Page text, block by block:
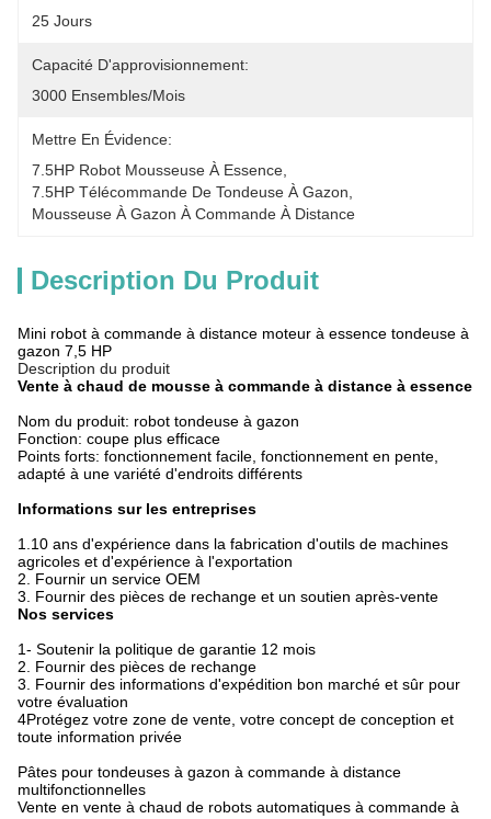
25 Jours
Capacité D'approvisionnement:
3000 Ensembles/mois
Mettre En Évidence:
7.5HP Robot Mousseuse À Essence
7.5HP Télécommande De Tondeuse À Gazon
Mousseuse À Gazon À Commande À Distance
Description Du Produit
Mini robot à commande à distance moteur à essence tondeuse à
gazon 7,5 HP
Description du produit
Vente à chaud de mousse à commande à distance à essence
Nom du produit: robot tondeuse à gazon
Fonction: coupe plus efficace
Points forts: fonctionnement facile, fonctionnement en pente,
adapté à une variété d'endroits différents
Informations sur les entreprises
1.10 ans d'expérience dans la fabrication d'outils de machines
agricoles et d'expérience à l'exportation
2. Fournir un service OEM
3. Fournir des pièces de rechange et un soutien après-vente
Nos services
1- Soutenir la politique de garantie 12 mois
2. Fournir des pièces de rechange
3. Fournir des informations d'expédition bon marché et sûr pour
votre évaluation
4Protégez votre zone de vente, votre concept de conception et
toute information privée
Pâtes pour tondeuses à gazon à commande à distance
multifonctionnelles
Vente en vente à chaud de robots automatiques à commande à